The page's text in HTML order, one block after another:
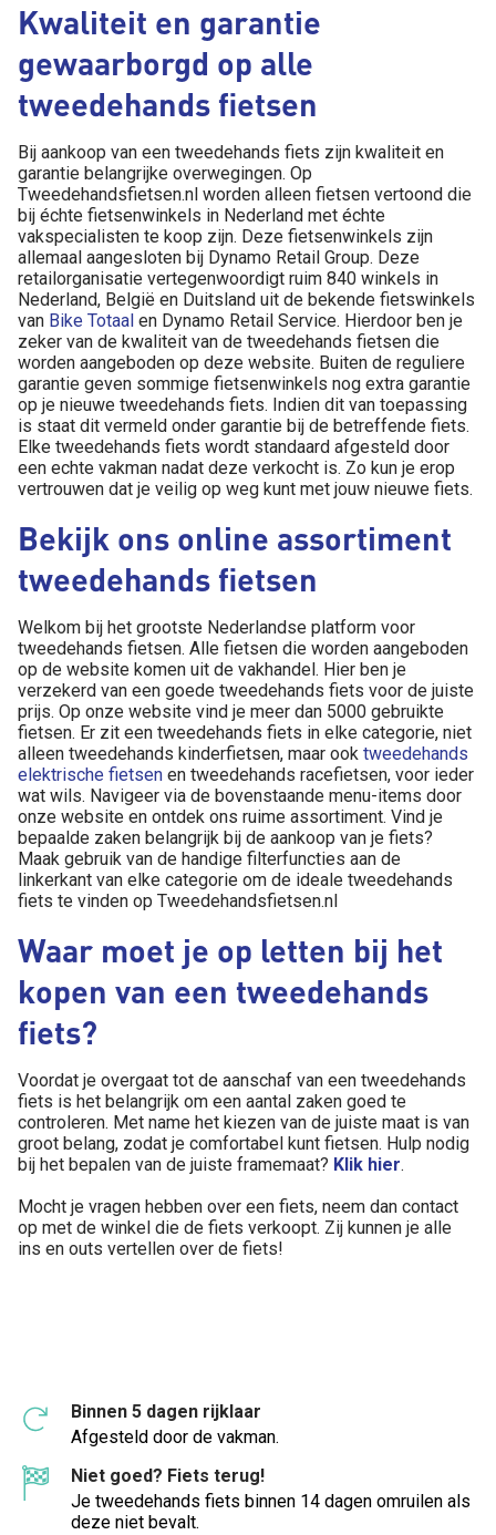
Kwaliteit en garantie
gewaarborgd op alle
tweedehands fietsen
Bij aankoop van een tweedehands fiets zijn kwaliteit en
garantie belangrijke overwegingen. Op
Tweedehandsfietsen.nl worden alleen fietsen vertoond die
bij échte fietsenwinkels in Nederland met échte
vakspecialisten te koop zijn. Deze fietsenwinkels zijn
allemaal aangesloten bij Dynamo Retail Group. Deze
retail organisatie vertegenwoordigt ruim 840 winkels in
Nederland, België en Duitsland uit de bekende fietswinkels
van Bike Totaal en Dynamo Retail Service. Hierdoor ben je
zeker van de kwaliteit van de tweedehands fietsen die
worden aangeboden op deze website. Buiten de reguliere
garantie geven sommige fietsenwinkels nog extra garantie
op je nieuwe tweedehands fiets. Indien dit van toepassing
is staat dit vermeld onder garantie bij de betreffende fiets.
Elke tweedehands fiets wordt standaard afgesteld door
een echte vakman nadat deze verkocht is. Zo kun je erop
vertrouwen dat je veilig op weg kunt met jouw nieuwe fiets.
Bekijk ons online assortiment
tweedehands fietsen
Welkom bij het grootste Nederlandse platform voor
tweedehands fietsen. Alle fietsen die worden aangeboden
op de website komen uit de vakhandel. Hier ben je
verzekerd van een goede tweedehands fiets voor de juiste
prijs. Op onze website vind je meer dan 5000 gebruikte
fietsen. Er zit een tweedehands fiets in elke categorie, niet
alleen tweedehands kinderfietsen, maar ook tweedehands
elektrische fietsen en tweedehands racefietsen, voor ieder
wat wils. Navigeer via de bovenstaande menu-items door
onze website en ontdek ons ruime assortiment. Vind je
bepaalde zaken belangrijk bij de aankoop van je fiets?
Maak gebruik van de handige filterfuncties aan de
linkerkant van elke categorie om de ideale tweedehands
fiets te vinden op Tweedehandsfietsen.nl
Waar moet je op letten bij het
kopen van een tweedehands
fiets?
Voordat je overgaat tot de aanschaf van een tweedehands
fiets is het belangrijk om een aantal zaken goed te
controleren. Met name het kiezen van de juiste maat is van
groot belang, zodat je comfortabel kunt fietsen. Hulp nodig
bij het bepalen van de juiste framemaat? Klik hier.
Mocht je vragen hebben over een fiets, neem dan contact
op met de winkel die de fiets verkoopt. Zij kunnen je alle
ins en outs vertellen over de fiets!
Binnen 5 dagen rijklaar
Afgesteld door de vakman.
Niet goed? Fiets terug!
Je tweedehands fiets binnen 14 dagen omruilen als
deze niet bevalt.